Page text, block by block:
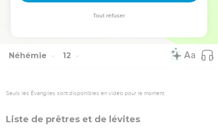
Néhémie 12
Seuls les Évangiles sont disponibles en vidéo pour le moment.
Liste de prêtres et de lévites
Tout refuser